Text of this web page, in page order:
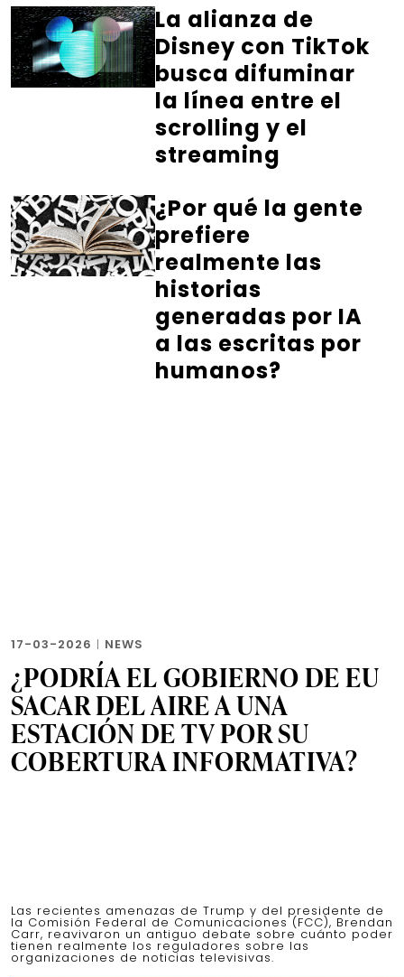
La alianza de
Disney con TikTok
busca difuminar
la línea entre el
scrolling y el
streaming
¿Por qué la gente
prefiere
realmente las
historias
generadas por IA
a las escritas por
humanos?
17-03-2026 | NEWS
¿PODRÍA EL GOBIERNO DE EU
SACAR DEL AIRE A UNA
ESTACIÓN DE TV POR SU
COBERTURA INFORMATIVA?
Las recientes amenazas de Trump y del presidente de
la Comisión Federal de Comunicaciones (FCC), Brendan
Carr, reavivaron un antiguo debate sobre cuánto poder
tienen realmente los reguladores sobre las
organizaciones de noticias televisivas.